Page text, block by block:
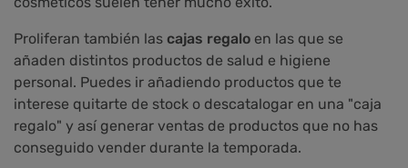
Proliferan también las cajas regalo en las que se
añaden distintos productos de salud e higiene
personal. Puedes ir añadiendo productos que te
interese quitarte de stock o descatalogar en una "caja
regalo" y así generar ventas de productos que no has
conseguido vender durante la temporada.